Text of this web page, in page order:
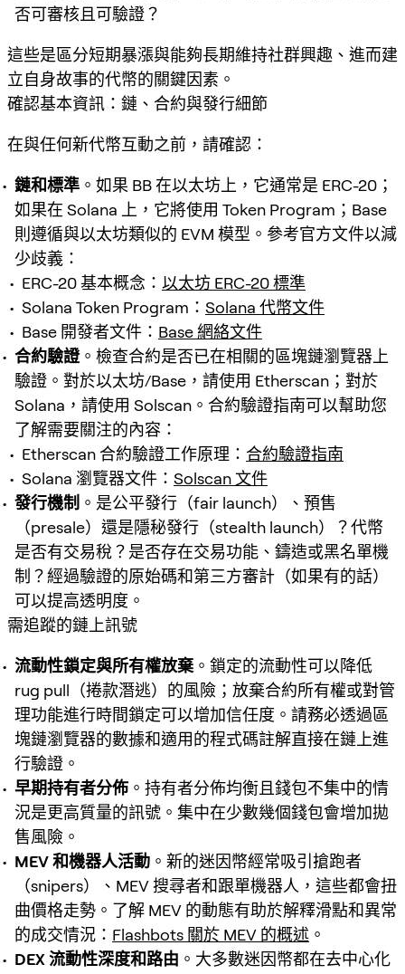
否可審核且可驗證？
這些是區分短期暴漲與能夠長期維持社群興趣、進而建
立自身故事的代幣的關鍵因素。
確認基本資訊：鏈、合約與發行細節
在與任何新代幣互動之前，請確認：
鏈和標準 。如果 BB 在以太坊上，它通常是 ERC-20；
如果在 Solana 上，它將使用 Token Program；Base
則遵循與以太坊類似的 EVM 模型。參考官方文件以減
少歧義：
ERC-20 基本概念： 以太坊 ERC-20 標準
Solana Token Program： Solana 代幣文件
Base 開發者文件： Base 網絡文件
合約驗證。檢查合約是否已在相關的區塊鏈瀏覽器上
驗證。對於以太坊/Base，請使用 Etherscan；對於
Solana，請使用 Solscan。合約驗證指南可以幫助您
了解需要關注的內容：
Etherscan 合約驗證工作原理： 合約驗證指南
Solana 瀏覽器文件： Solscan 文件
發行機制 。是公平發行（fair launch）、預售
（presale）還是隱秘發行（stealth launch）？代幣
是否有交易稅？是否存在交易功能、鑄造或黑名單機
制？經過驗證的原始碼和第三方審計（如果有的話）
可以提高透明度。
需追蹤的鏈上訊號
流動性鎖定與所有權放棄 。鎖定的流動性可以降低
rug pull（捲款潛逃）的風險；放棄合約所有權或對管
理功能進行時間鎖定可以增加信任度。請務必透過區
塊鏈瀏覽器的數據和適用的程式碼註解直接在鏈上進
行驗證。
早期持有者分佈 。持有者分佈均衡且錢包不集中的情
況是更高質量的訊號。集中在少數幾個錢包會增加拋
售風險。
MEV 和機器人活動 。新的迷因幣經常吸引搶跑者
（snipers）、MEV 搜尋者和跟單機器人，這些都會扭
曲價格走勢。了解 MEV 的動態有助於解釋滑點和異常
的成交情況： Flashbots 關於 MEV 的概述 。
DEX 流動性深度和路由 。大多數迷因幣都在去中心化